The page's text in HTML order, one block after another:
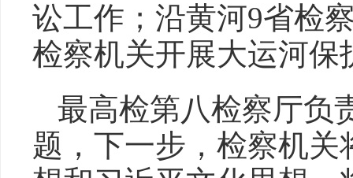
讼工作；沿黄河9省检
检察机关开展大运河
最高检第八检察厅负
题，下一步，检察机